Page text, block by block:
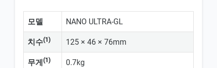
모델 NANO ULTRA-GL
치수(1) 125 × 46 × 76mm
무게 (1) 0.7kg